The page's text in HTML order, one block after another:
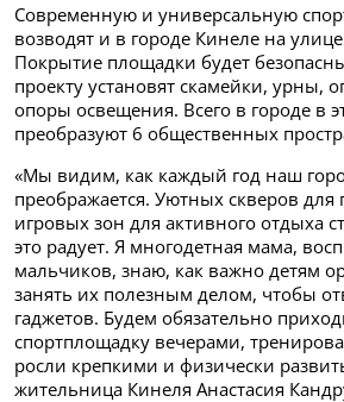
Современную и универсальную
возводят и в городе Кинеле на
Покрытие площадки будет
проекту установят скамейки, урны,
опоры освещения. Всего в городе в
преобразуют 6 общественных
«Мы видим, как каждый год наш
преображается. Уютных скверов для
игровых зон для активного отдыха
это радует. Я многодетная мама,
мальчиков, знаю, как важно детям
занять их полезным делом, чтобы
гаджетов. Будем обязательно
спортплощадку вечерами,
росли крепкими и физически
жительница Кинеля Анастасия